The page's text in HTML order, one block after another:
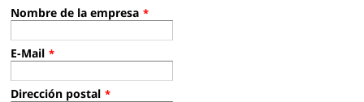
Nombre de la empresa *
E-Mail *
Dirección postal *